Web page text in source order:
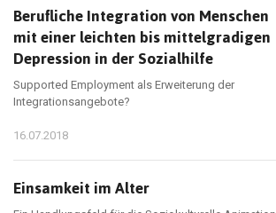
Berufliche Integration von Menschen
mit einer leichten bis mittelgradigen
Depression in der Sozialhilfe
Supported Employment als Erweiterung der
Integrationsangebote?
16.07.2018
Einsamkeit im Alter